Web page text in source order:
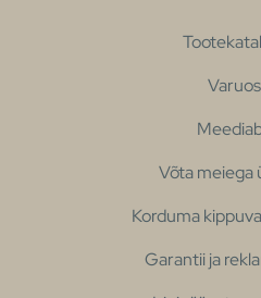
Võta meiega
Korduma
Garantii ja